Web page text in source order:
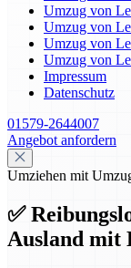
Umzug von
Umzug von
Umzug von
Umzug von
Impressum
Datenschutz
01579-2644007
Angebot anfordern
Umziehen mit
✅
Ausland mit